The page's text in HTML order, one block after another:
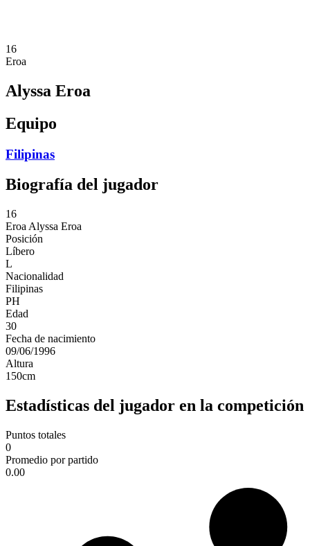
16
Eroa
Alyssa Eroa
Equipo
Filipinas
Biografía del jugador
16
Eroa Alyssa Eroa
Posición
Líbero
L
Nacionalidad
Filipinas
PH
Edad
30
Fecha de nacimiento
09/06/1996
Altura
150cm
Estadísticas del jugador en la competición
Puntos totales
0
Promedio por partido
0.00